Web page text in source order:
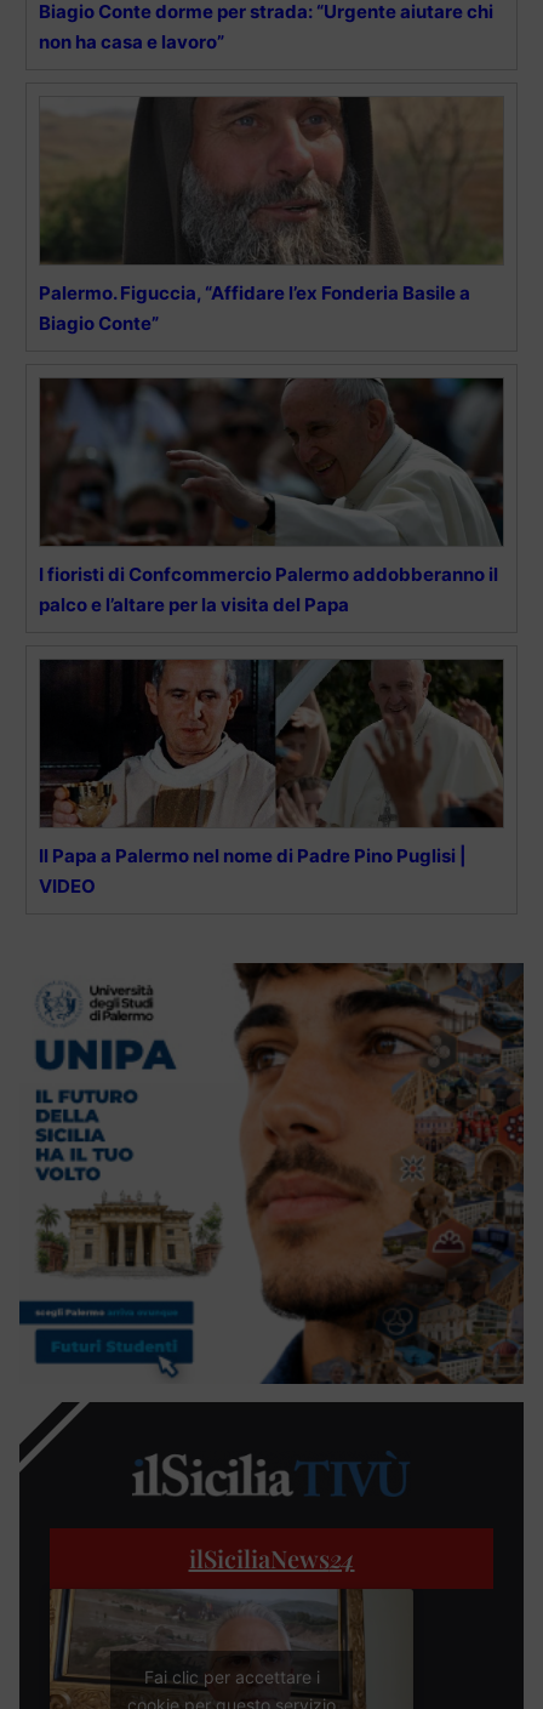
Biagio Conte dorme per strada: “Urgente aiutare chi
non ha casa e lavoro”
Palermo. Figuccia, “Affidare l’ex Fonderia Basile a
Biagio Conte”
I fioristi di Confcommercio Palermo addobberanno il
palco e l’altare per la visita del Papa
Il Papa a Palermo nel nome di Padre Pino Puglisi |
VIDEO
ilSiciliaNews24
Fai clic per accettare i
cookie per questo servizio